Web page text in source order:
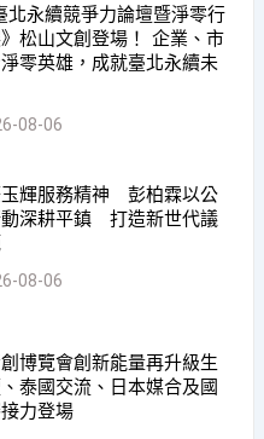
北永續競爭力論壇暨淨零行
松山文創登場！ 企業、市
零英雄，成就臺北永續未
08-06
輝服務精神 彭柏霖以公
深耕平鎮 打造新世代議
08-06
博覽會創新能量再升級生
泰國交流、日本媒合及國
力登場